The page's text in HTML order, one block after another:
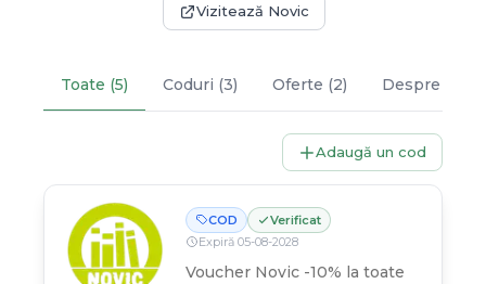
Vizitează Novic
Toate (5) Coduri (3) Oferte (2) Despre
Adaugă un cod
COD
Verificat
Expiră 05-08-2028
Voucher Novic -10% la toate